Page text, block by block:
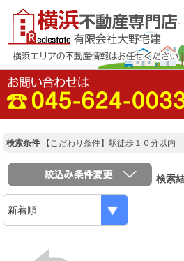
検索条件 【こだわり条件】駅徒歩１０分以内
検索